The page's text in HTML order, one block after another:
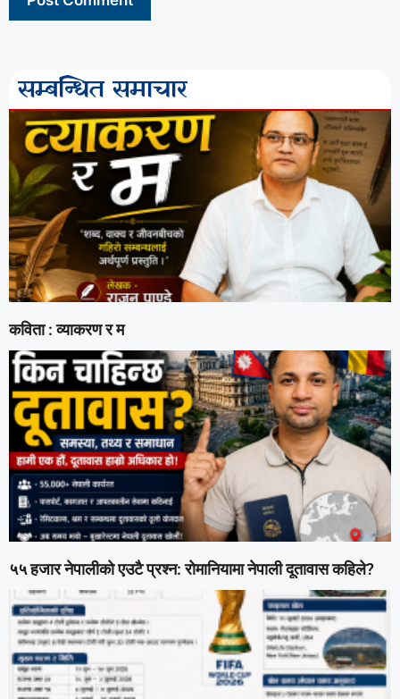
सम्बन्धित समाचार
कविता : व्याकरण र म
५५ हजार नेपालीको एउटै प्रश्न: रोमानियामा नेपाली दूतावास कहिले?